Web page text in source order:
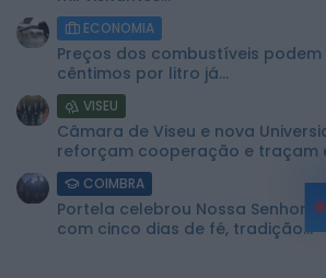
ECONOMIA
Preços dos combustíveis podem
cêntimos por litro já...
VISEU
Câmara de Viseu e nova
reforçam cooperação e traçam
COIMBRA
Portela celebrou Nossa Senhora
com cinco dias de fé, tradição...